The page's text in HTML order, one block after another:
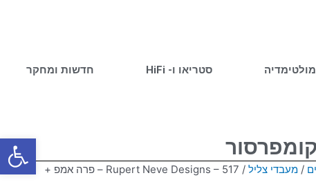
סטריאו ו- HiFi חדשות ומחקר
/ מעבדי צליל
/ Rupert Neve Designs – 517 – פרה אמפ +
פתח